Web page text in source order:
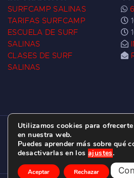
SURFCAMP SALINAS
TARIFAS SURFCAMP
ESCUELA DE SURF
SALINAS
CLASES DE SURF
SALINAS
ESCUELA DE SURF LAS
C/ BERNARDO ÁLVAREZ
(ASTURIAS)
Utilizamos cookies para
en nuestra web.
Puedes aprender más sobre qué
desactivarlas en los ajustes.
Aceptar Rechazar